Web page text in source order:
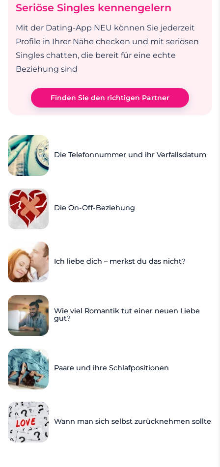
Seriöse Singles kennengelern
Mit der Dating-App NEU können Sie jederzeit
Profile in Ihrer Nähe checken und mit seriösen
Singles chatten, die bereit für eine echte
Beziehung sind
Finden Sie den richtigen Partner
Die Telefonnummer und ihr Verfallsdatum
Die On-Off-Beziehung
Ich liebe dich – merkst du das nicht?
Wie viel Romantik tut einer neuen Liebe
gut?
Paare und ihre Schlafpositionen
Wann man sich selbst zurücknehmen sollte